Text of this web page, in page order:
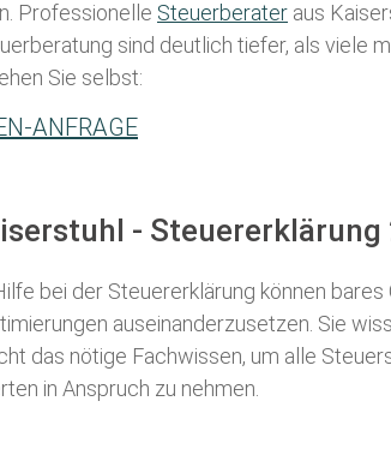
Professionelle Steuerberater aus
sind deutlich tiefer, als viele
Sie selbst:
ANFRAGE
- Steuererklärung
bei der Steuererklärung können
auseinanderzusetzen. Sie
das nötige Fachwissen, um alle
in Anspruch zu nehmen.